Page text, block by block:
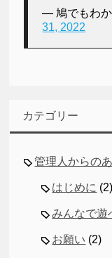
— 鳩でもわ
31, 2022
カテゴリー
管理人からの
はじめに (2)
みんなで遊
お願い (2)